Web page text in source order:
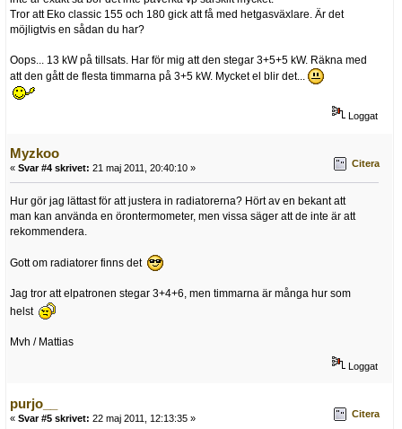
Tror att Eko classic 155 och 180 gick att få med hetgasväxlare. Är det
möjligtvis en sådan du har?
Oops... 13 kW på tillsats. Har för mig att den stegar 3+5+5 kW. Räkna med
att den gått de flesta timmarna på 3+5 kW. Mycket el blir det...
Loggat
Myzkoo
« Svar #4 skrivet: 21 maj 2011, 20:40:10 » Citera
Hur gör jag lättast för att justera in radiatorerna? Hört av en bekant att
man kan använda en örontermometer, men vissa säger att de inte är att
rekommendera.
Gott om radiatorer finns det
Jag tror att elpatronen stegar 3+4+6, men timmarna är många hur som
helst
Mvh / Mattias
Loggat
purjo__
« Svar #5 skrivet: 22 maj 2011, 12:13:35 » Citera